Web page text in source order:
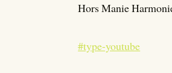
Hors Manie
#type-youtube